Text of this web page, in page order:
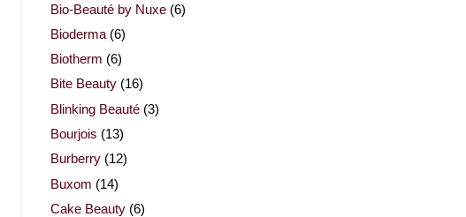
Bio-Beauté by Nuxe (6)
Bioderma (6)
Biotherm (6)
Bite Beauty (16)
Blinking Beauté (3)
Bourjois (13)
Burberry (12)
Buxom (14)
Cake Beauty (6)